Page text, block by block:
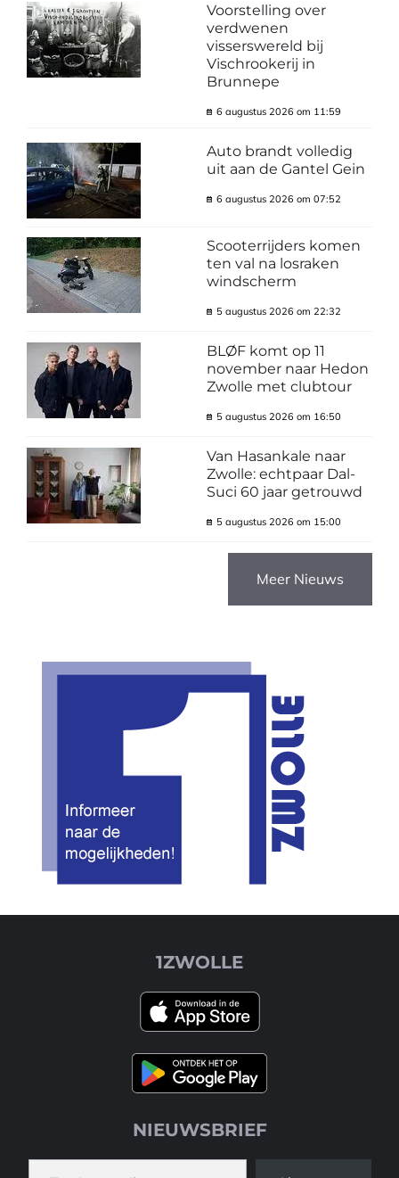
Voorstelling over
verdwenen
visserswereld bij
Vischrookerij in
Brunnepe
6 augustus 2026 om 11:59
Auto brandt volledig
uit aan de Gantel Gein
6 augustus 2026 om 07:52
Scooterrijders komen
ten val na losraken
windscherm
5 augustus 2026 om 22:32
BLØF komt op 11
november naar Hedon
Zwolle met clubtour
5 augustus 2026 om 16:50
Van Hasankale naar
Zwolle: echtpaar Dal-
Suci 60 jaar getrouwd
5 augustus 2026 om 15:00
Meer Nieuws
1ZWOLLE
NIEUWSBRIEF
Typ je e-mail...